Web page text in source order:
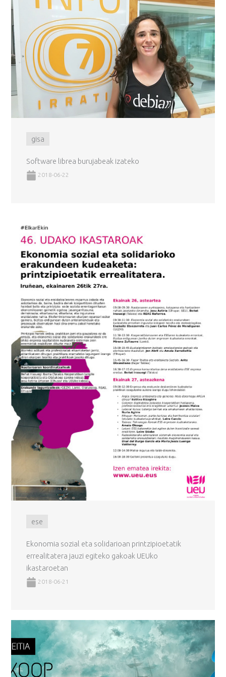
gisa
Software librea burujabeak izateko
2018-06-22
ese
Ekonomia sozial eta solidarioan printzipioetatik
errealitatera jauzi egiteko gakoak UEUko
ikastaroetan
2018-06-21